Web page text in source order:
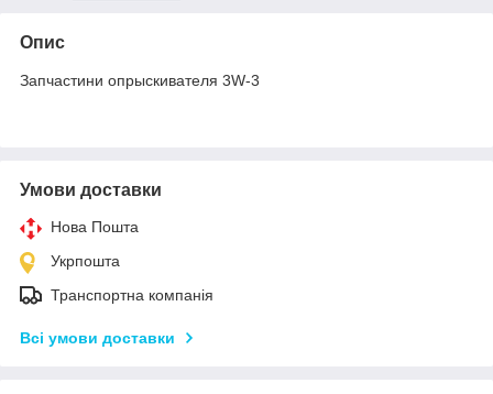
Опис
Запчастини опрыскивателя 3W-3
Умови доставки
Нова Пошта
Укрпошта
Транспортна компанія
Всі умови доставки